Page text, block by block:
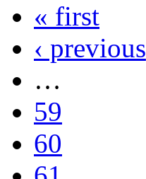
« first
‹ previous
…
59
60